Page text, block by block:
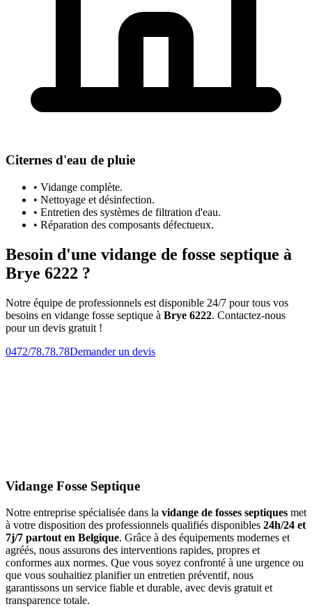
Citernes d'eau de pluie
• Vidange complète.
• Nettoyage et désinfection.
• Entretien des systèmes de filtration d'eau.
• Réparation des composants défectueux.
Besoin d'une vidange de fosse septique à
Brye 6222 ?
Notre équipe de professionnels est disponible 24/7 pour tous vos
besoins en vidange fosse septique à Brye 6222. Contactez-nous
pour un devis gratuit !
0472/78.78.78Demander un devis
Vidange Fosse Septique
Notre entreprise spécialisée dans la vidange de fosses septiques met
à votre disposition des professionnels qualifiés disponibles 24h/24 et
7j/7 partout en Belgique. Grâce à des équipements modernes et
agréés, nous assurons des interventions rapides, propres et
conformes aux normes. Que vous soyez confronté à une urgence ou
que vous souhaitiez planifier un entretien préventif, nous
garantissons un service fiable et durable, avec devis gratuit et
transparence totale.